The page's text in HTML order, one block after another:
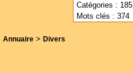
Catégories : 185
Mots clés : 374
Annuaire > Divers